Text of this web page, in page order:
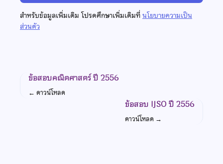
สำหรับข้อมูลเพิ่มเติม โปรดศึกษาเพิ่มเติมที่นโยบายความเป็น
ส่วนตัว
ข้อสอบคณิตศาสตร์ ปี 2556
← ดาวน์โหลด
ข้อสอบ IJSO ปี 2556
ดาวน์โหลด →